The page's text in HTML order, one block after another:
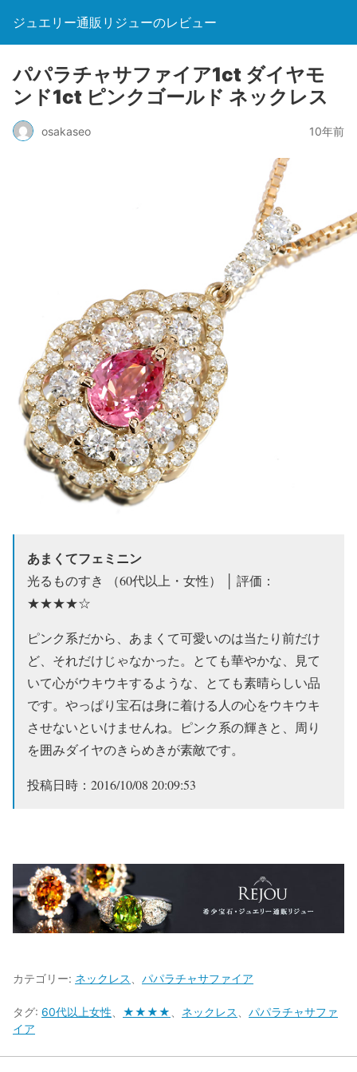
ジュエリー通販リジューのレビュー
パパラチャサファイア1ct ダイヤモ
ンド1ct ピンクゴールド ネックレス
osakaseo 10年前
あまくてフェミニン
光るものすき （60代以上・女性） │ 評価：
★★★★☆
ピンク系だから、あまくて可愛いのは当たり前だけ
ど、それだけじゃなかった。とても華やかな、見て
いて心がウキウキするような、とても素晴らしい品
です。やっぱり宝石は身に着ける人の心をウキウキ
させないといけませんね。ピンク系の輝きと、周り
を囲みダイヤのきらめきが素敵です。
投稿日時：2016/10/08 20:09:53
カテゴリー: ネックレス パパラチャサファイア
タグ: 60代以上女性 ★★★★ ネックレス
パパラチャサファ
イア